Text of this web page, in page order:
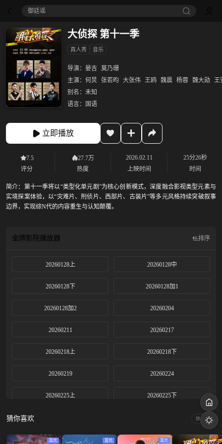
御廷谣‎
大侦探 第十一季
真人秀 音乐
导演： 晏吉 莫乃珊
主演： 何炅 张若昀 大张伟 王鸥 魏晨 杨蓉 魏大勋
王
别名： 未知
语言：
国语
立即播放
7.5
评分
27.7万
热度
2026.02.11
上映时间
25分26秒
时间
简介： 第十一季将以“类型化单元剧”为核心创新模式，深度融合影视类型元素与
实境探案体验，以“灾难片、刑侦片、西部片、古装片”等多元风格持续突破叙事
边界，实现综N代的内容重生与认知颠覆。
金牌影院播放器 排序
20260128上 20260128中
20260128下 20260128加1
20260128加2 20260204
20260211 20260217
20260218上 20260218下
20260219 20260224
20260225上 20260225下
20260304上 20260304下
猜你喜欢 换一换
蓝光 蓝光 蓝光